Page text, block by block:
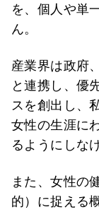
を、個人や単
ん。
産業界は政府
と連携し、優
スを創出し、
女性の生涯に
るようにしな
また、女性の
的）に捉える